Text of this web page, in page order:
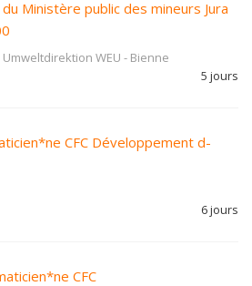
Ministère public des mineurs Jura
WEU - Bienne
5 jours
CFC Développement d-
6 jours
CFC